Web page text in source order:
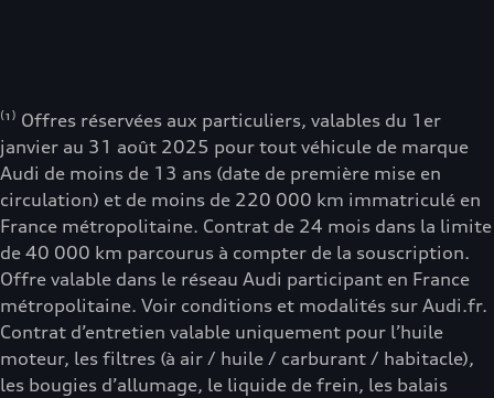
⁽¹⁾ Offres réservées aux particuliers, valables du 1er
janvier au 31 août 2025 pour tout véhicule de marque
Audi de moins de 13 ans (date de première mise en
circulation) et de moins de 220 000 km immatriculé en
France métropolitaine. Contrat de 24 mois dans la limite
de 40 000 km parcourus à compter de la souscription.
Offre valable dans le réseau Audi participant en France
métropolitaine. Voir conditions et modalités sur Audi.fr.
Contrat d’entretien valable uniquement pour l’huile
moteur, les filtres (à air / huile / carburant / habitacle),
les bougies d’allumage, le liquide de frein, les balais